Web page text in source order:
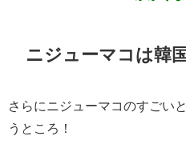
ニジューマコは韓
さらにニジューマコのすごい
うところ！